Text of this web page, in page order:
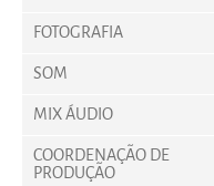
FOTOGRAFIA
SOM
MIX ÁUDIO
COORDENAÇÃO DE
PRODUÇÃO